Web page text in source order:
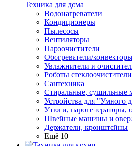
Техника для дома
Водонагреватели
Кондиционеры
Пылесосы
Вентиляторы
Пароочистители
Обогреватели/конвекторы
Увлажнители и
Роботы стеклоочистители
Сантехника
Стиральные, сушильные
Устройства для "Умного
Утюги, парогенераторы,
Швейные машины и
Держатели, кронштейны
Ещё 10